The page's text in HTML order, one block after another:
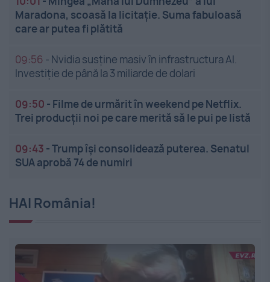
Maradona, scoasă la licitație. Suma fabuloasă
care ar putea fi plătită
09:56 - Nvidia susține masiv în infrastructura AI.
Investiție de până la 3 miliarde de dolari
09:50 - Filme de urmărit în weekend pe Netflix.
Trei producții noi pe care merită să le pui pe listă
09:43 -Trump își consolidează puterea. Senatul
SUA aprobă 74 de numiri
HAI România!